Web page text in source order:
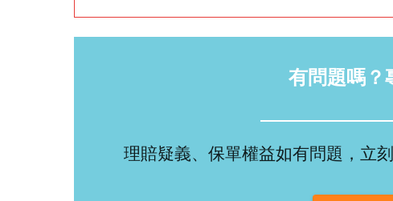
有問題嗎？
理賠疑義、保單權益如有問題，立